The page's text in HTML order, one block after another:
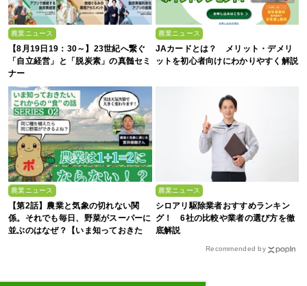
農業ニュース
【8月19日19：30～】23世紀へ繋ぐ
「自立経営」と「脱炭素」の真髄セミ
ナー
農業ニュース
JAカードとは？ メリット・デメリ
ットを初心者向けにわかりやすく解説
農業ニュース
【第2話】農業と気象の切れない関
係。それでも毎日、野菜がスーパーに
並ぶのはなぜ？【いま知っておきた
農業ニュース
シロアリ駆除業者おすすめランキン
グ！ 6社の比較や業者の選び方を徹
底解説
Recommended by